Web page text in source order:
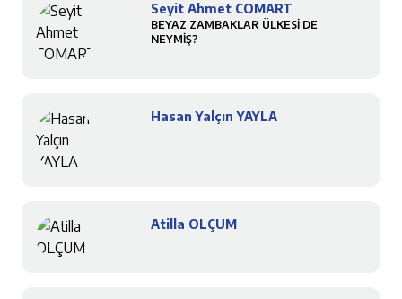
Seyit Ahmet COMART
BEYAZ ZAMBAKLAR ÜLKESİ DE
NEYMİŞ?
Hasan Yalçın YAYLA
Atilla OLÇUM